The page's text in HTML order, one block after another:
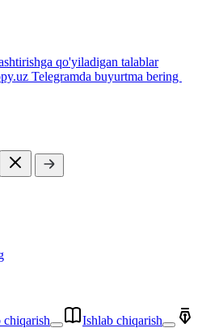
qo'yiladigan talablar
Telegramda buyurtma bering
chiqarish
Ishlab chiqarish